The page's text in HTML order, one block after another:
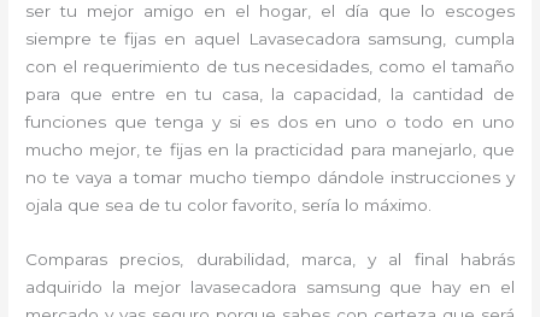
ser tu mejor amigo en el hogar, el día que lo escoges
siempre te fijas en aquel Lavasecadora samsung, cumpla
con el requerimiento de tus necesidades, como el tamaño
para que entre en tu casa, la capacidad, la cantidad de
funciones que tenga y si es dos en uno o todo en uno
mucho mejor, te fijas en la practicidad para manejarlo, que
no te vaya a tomar mucho tiempo dándole instrucciones y
ojala que sea de tu color favorito, sería lo máximo.
Comparas precios, durabilidad, marca, y al final habrás
adquirido la mejor lavasecadora samsung que hay en el